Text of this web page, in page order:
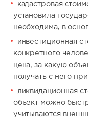
кaдacтpoвaя
установила
необходима, в
инвестиционная
конкретного
цена, за какую
получать с него
ликвидационная
объект можно
учитываются